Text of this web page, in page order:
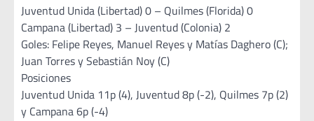
Juventud Unida (Libertad) 0 – Quilmes (Florida) 0
Campana (Libertad) 3 – Juventud (Colonia) 2
Goles: Felipe Reyes, Manuel Reyes y Matías Daghero (C);
Juan Torres y Sebastián Noy (C)
Posiciones
Juventud Unida 11p (4), Juventud 8p (-2), Quilmes 7p (2)
y Campana 6p (-4)